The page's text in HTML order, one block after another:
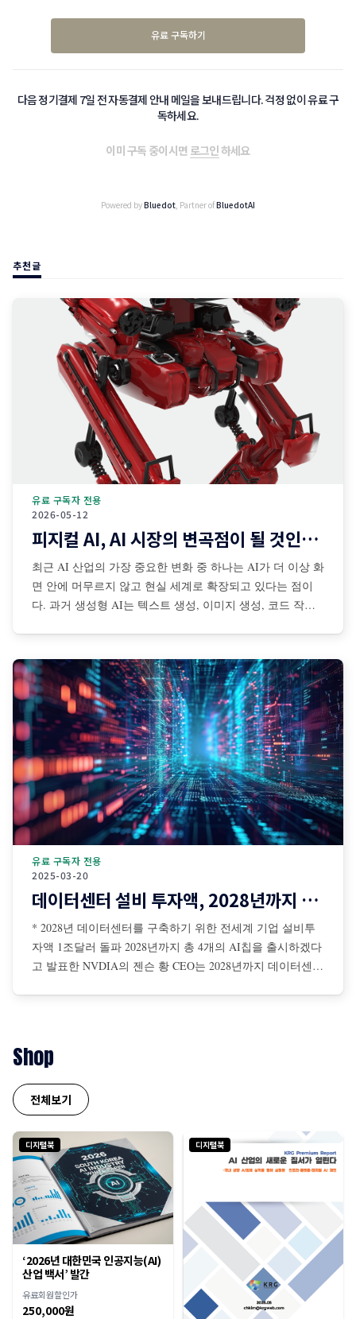
유료 구독하기
다음 정기결제 7일 전 자동결제 안내 메일을 보내드립니다. 걱정 없이 유료 구
독하세요.
이미 구독 중이시면 로그인하세요
Powered byBluedot, Partner ofBluedotAI
추천글
2026-05-12
유료 구독자 전용
피지컬 AI, AI 시장의 변곡점이 될 것인가?
최근 AI 산업의 가장 중요한 변화 중 하나는 AI가 더 이상 화
면 안에 머무르지 않고 현실 세계로 확장되고 있다는 점이
다. 과거 생성형 AI는 텍스트 생성, 이미지 생성, 코드 작성,
동로봇 등과 결합되면서 AI가 물리적
2025-03-20
유료 구독자 전용
데이터센터 설비 투자액, 2028년까지 1조달러 돌파
* 2028년 데이터센터를 구축하기 위한 전세계 기업 설비투
자액 1조달러 돌파 2028년까지 총 4개의 AI칩을 출시하겠다
고 발표한 NVDIA의 젠슨 황 CEO는 2028년까지 데이터센터
Shop
전체보기
디지털북
‘2026년 대한민국 인공지능(AI)
산업 백서’ 발간
유료회원할인가
250,000원
디지털북